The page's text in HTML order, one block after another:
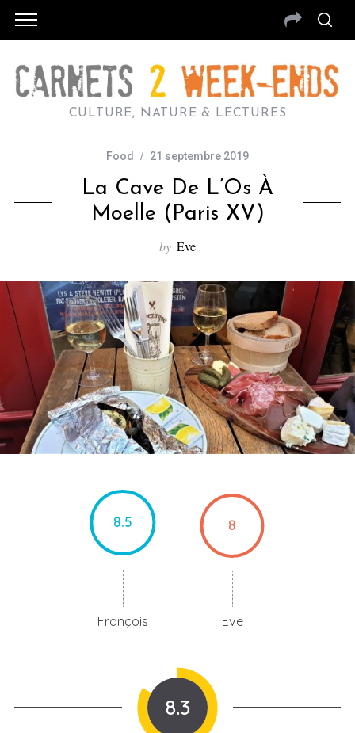
CULTURE, NATURE & LECTURES
Food 21 septembre 2019
La Cave De L’Os À
Moelle (Paris XV)
by Eve
8.5
François
8
Eve
8.3